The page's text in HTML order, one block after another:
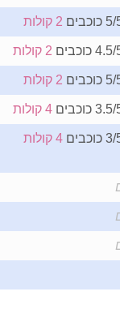
2 קולות
2 קולות
2 קולות
4 קולות
4 קולות